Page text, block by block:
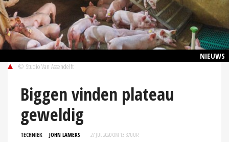
NIEUWS
© Studio Van Assendelft
Biggen vinden plateau
geweldig
TECHNIEK JOHN LAMERS 27 JUL 2020 OM 13:37UUR